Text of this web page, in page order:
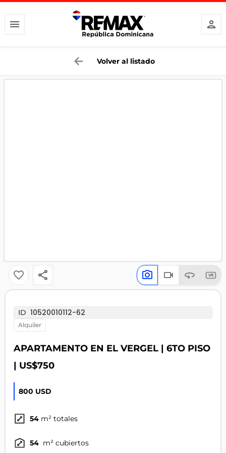
Volver al listado
ID 10520010112-62
alquiler
APARTAMENTO EN EL VERGEL | 6TO PISO
| US$750
800 USD
54 m² totales
54 m² cubiertos